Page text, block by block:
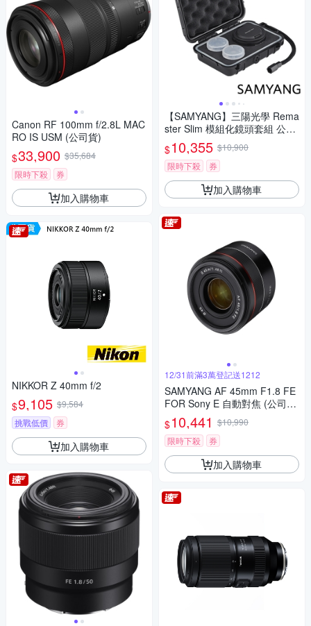
Canon RF 100mm f/2.8L MAC
RO IS USM (公司貨)
$33,900 $35,684
限時下殺
券
加入購物車
NIKKOR Z 40mm f/2
$9,105 $9,584
挑戰低價
券
加入購物車
【SAMYANG】三陽光學 Rema
ster Slim 模組化鏡頭套組 公司
貨
$10,355 $10,900
限時下殺
券
加入購物車
12/31前滿3萬登記送1212
SAMYANG AF 45mm F1.8 FE
FOR Sony E 自動對焦 (公司
貨)
$10,441 $10,990
限時下殺
券
加入購物車